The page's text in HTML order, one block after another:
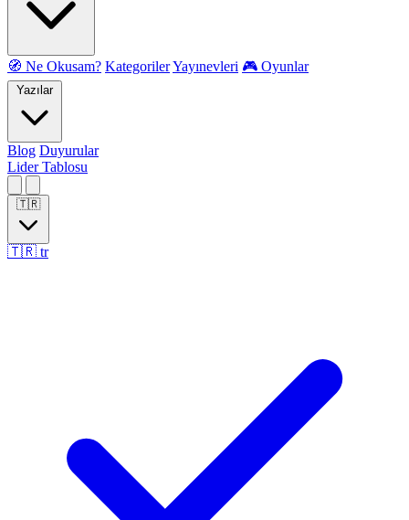
🧭 Ne Okusam? KategorilerYayınevleri 🎮 Oyunlar
Yazılar
Blog Duyurular
Lider Tablosu
🇹🇷
🇹🇷 tr